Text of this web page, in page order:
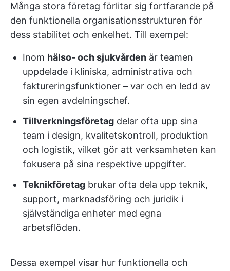
Många stora företag förlitar sig fortfarande på
den funktionella organisationsstrukturen för
dess stabilitet och enkelhet. Till exempel:
Inom hälso- och sjukvården är teamen
uppdelade i kliniska, administrativa och
faktureringsfunktioner – var och en ledd av
sin egen avdelningschef.
Tillverkningsföretag delar ofta upp sina
team i design, kvalitetskontroll, produktion
och logistik, vilket gör att verksamheten kan
fokusera på sina respektive uppgifter.
Teknikföretag brukar ofta dela upp teknik,
support, marknadsföring och juridik i
självständiga enheter med egna
arbetsflöden.
Dessa exempel visar hur funktionella och